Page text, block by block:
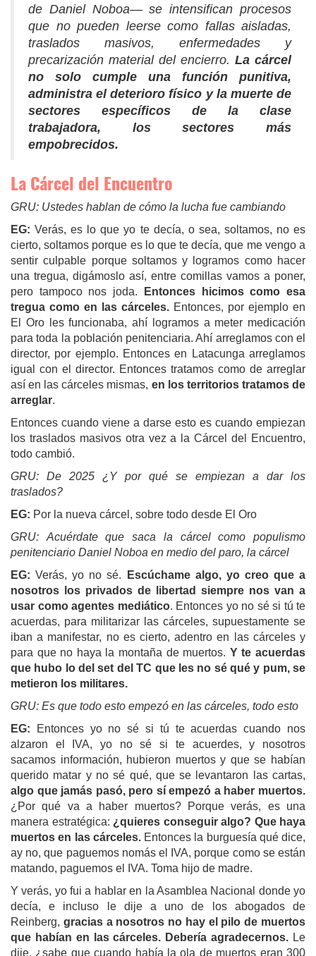
de Daniel Noboa— se intensifican procesos
que no pueden leerse como fallas aisladas,
traslados masivos, enfermedades y
precarización material del encierro. La cárcel
no solo cumple una función punitiva,
administra el deterioro físico y la muerte de
sectores específicos de la clase
trabajadora, los sectores más
empobrecidos.
La Cárcel del Encuentro
GRU: Ustedes hablan de cómo la lucha fue cambiando
EG:Verás, es lo que yo te decía, o sea, soltamos, no es
cierto, soltamos porque es lo que te decía, que me vengo a
sentir culpable porque soltamos y logramos como hacer
una tregua, digámoslo así, entre comillas vamos a poner,
pero tampoco nos joda.
Entonces hicimos como esa
tregua como en las cárceles. Entonces, por ejemplo en
El Oro les funcionaba, ahí logramos a meter medicación
para toda la población penitenciaria. Ahí arreglamos con el
director, por ejemplo. Entonces en Latacunga arreglamos
igual con el director. Entonces tratamos como de arreglar
así en las cárceles mismas, en los territorios tratamos de
arreglar.
Entonces cuando viene a darse esto es cuando empiezan
los traslados masivos otra vez a la Cárcel del Encuentro,
todo cambió.
GRU: De 2025 ¿Y por qué se empiezan a dar los
traslados?
EG: Por la nueva cárcel, sobre todo desde El Oro
GRU: Acuérdate que saca la cárcel como populismo
penitenciario Daniel Noboa en medio del paro, la cárcel
EG:Verás, yo no sé.
Escúchame algo, yo creo que a
nosotros los privados de libertad siempre nos van a
usar como agentes mediático. Entonces yo no sé si tú te
acuerdas, para militarizar las cárceles, supuestamente se
iban a manifestar, no es cierto, adentro en las cárceles y
para que no haya la montaña de muertos. Y te acuerdas
que hubo lo del set del TC que les no sé qué y pum, se
metieron los militares.
GRU: Es que todo esto empezó en las cárceles, todo esto
EG:
Entonces yo no sé si tú te acuerdas cuando nos
alzaron el IVA, yo no sé si te acuerdes, y nosotros
sacamos información, hubieron muertos y que se habían
querido matar y no sé qué, que se levantaron las cartas,
algo que jamás pasó, pero sí empezó a haber muertos.
¿Por qué va a haber muertos? Porque verás, es una
manera estratégica: ¿quieres conseguir algo? Que haya
muertos en las cárceles.Entonces la burguesía qué dice,
ay no, que paguemos nomás el IVA, porque como se están
matando, paguemos el IVA. Toma hijo de madre.
Y verás, yo fui a hablar en la Asamblea Nacional donde yo
decía, e incluso le dije a uno de los abogados de
Reinberg, gracias a nosotros no hay el pilo de muertos
que habían en las cárceles. Debería agradecernos. Le
dije, ¿sabe que cuando había la ola de muertos eran 300